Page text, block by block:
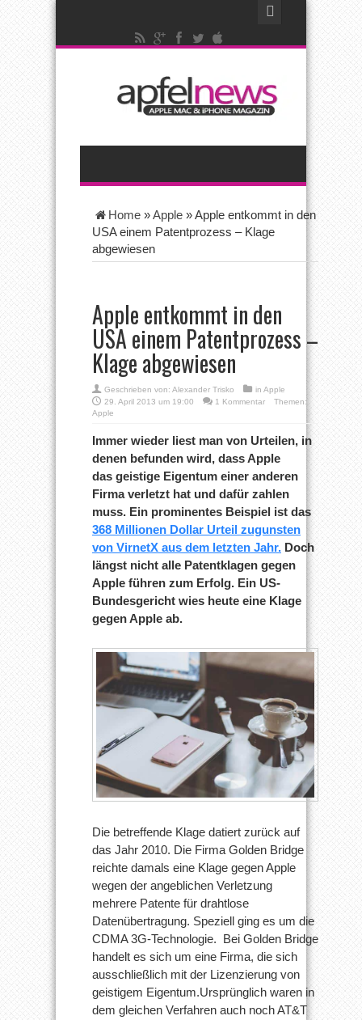
Home »Apple »Apple entkommt in den
USA einem Patentprozess – Klage
abgewiesen
Apple entkommt in den
USA einem Patentprozess –
Klage abgewiesen
Geschrieben von: Alexander Trisko in Apple
29. April 2013 um 19:00
1 Kommentar
Themen:
Apple
Immer wieder liest man von Urteilen, in
denen befunden wird, dass Apple
das geistige Eigentum einer anderen
Firma verletzt hat und dafür zahlen
muss. Ein prominentes Beispiel ist das
368 Millionen Dollar Urteil zugunsten
von VirnetX aus dem letzten Jahr. Doch
längst nicht alle Patentklagen gegen
Apple führen zum Erfolg. Ein US-
Bundesgericht wies heute eine Klage
gegen Apple ab.
Die betreffende Klage datiert zurück auf
das Jahr 2010. Die Firma Golden Bridge
reichte damals eine Klage gegen Apple
wegen der angeblichen Verletzung
mehrere Patente für drahtlose
Datenübertragung. Speziell ging es um die
CDMA 3G-Technologie. Bei Golden Bridge
handelt es sich um eine Firma, die sich
ausschließlich mit der Lizenzierung von
geistigem Eigentum.Ursprünglich waren in
dem gleichen Verfahren auch noch AT&T